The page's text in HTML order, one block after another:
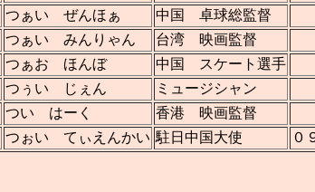
つぁい ぜんほぁ
中国 卓球総監督
つぁい みんりゃん
台湾 映画監督
つぁお ほんぼ
中国 スケート選手
つぅい じぇん
ミュージシャン
つい はーく
香港 映画監督
つぉい てぃえんかい 駐日中国大使 ０